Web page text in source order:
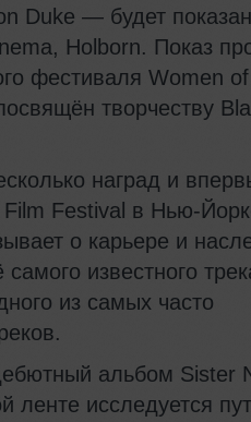
Duke — будет
Holborn. Показ
фестиваля Women
творчеству
наград и
Film Festival в Нью-
о карьере и
известного
из самых часто
альбом Sister
ленте исследуется